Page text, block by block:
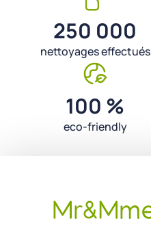
250 000
nettoyages effectués
100 %
eco-friendly